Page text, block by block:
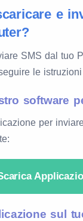
e
SMS dal tuo
le
software
per
sul